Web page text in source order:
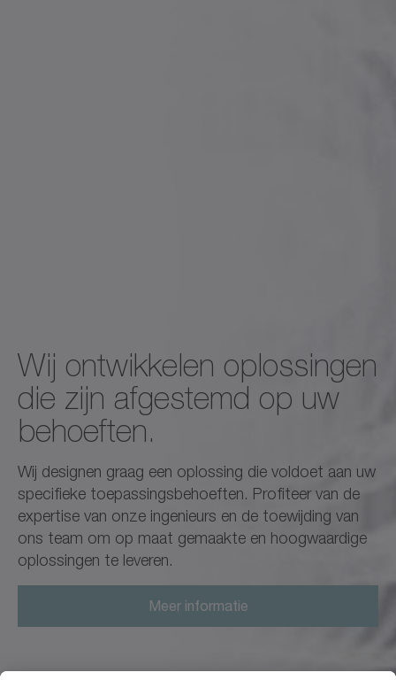
Wij ontwikkelen oplossingen
die zijn afgestemd op uw
behoeften.
Wij designen graag een oplossing die voldoet aan uw
specifieke toepassingsbehoeften. Profiteer van de
expertise van onze ingenieurs en de toewijding van
ons team om op maat gemaakte en hoogwaardige
oplossingen te leveren.
Meer informatie